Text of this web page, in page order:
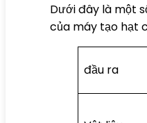
Dưới đây là một
của máy tạo hạt
đầu ra